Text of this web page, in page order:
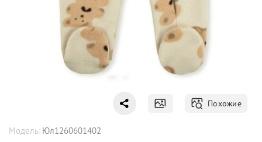
Похожие
Модель: Юл1260601402